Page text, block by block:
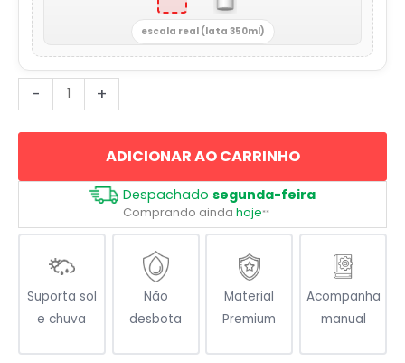
escala real (lata 350ml)
-
Bailarina
Dança
com
quantidade
+
ADICIONAR AO CARRINHO
Despachado segunda-feira
Comprando ainda hoje**
Suporta sol
e chuva
Não
desbota
Material
Premium
Acompanha
manual